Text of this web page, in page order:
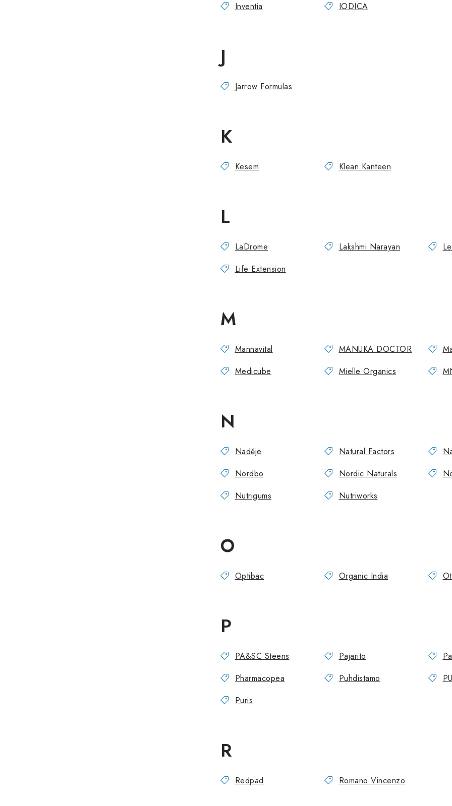
Inventia IODICA
J
Jarrow Formulas
K
Kesem Klean Kanteen
L
LaDrome Lakshmi Narayan
Life Extension
M
Mannavital MANUKA DOCTOR
Medicube
Mielle Organics
N
Naděje Natural Factors
Nordbo
Nordic Naturals
Nutrigums
Nutriworks
O
Optibac Organic India
P
PA&SC Steens Pajarito
Pharmacopea
Puhdistamo
Puris
R
Redpad Romano Vincenzo